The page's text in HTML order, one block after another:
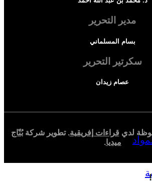
سياسية
مدير التحرير
بسام المسلماني
سكرتير التحرير
عصام زيدان
لدي قراءات إفريقية. تطوير شركةبُنّاج
ميديا.